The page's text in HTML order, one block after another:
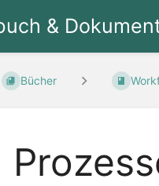
&
Bücher